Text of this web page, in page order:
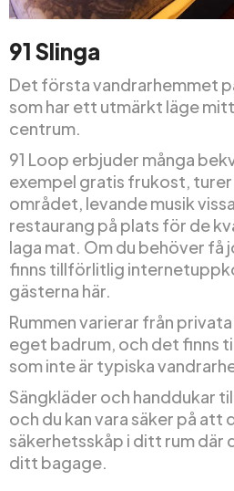
91 Slinga
Det första vandrarhemmet
som har ett utmärkt läge
centrum.
91 Loop erbjuder många
exempel gratis frukost,
området, levande musik
restaurang på plats för de
laga mat. Om du behöver
finns tillförlitlig
gästerna här.
Rummen varierar från
eget badrum, och det finns
som inte är typiska
Sängkläder och handdukar
och du kan vara säker på att
säkerhetsskåp i ditt rum där
ditt bagage.